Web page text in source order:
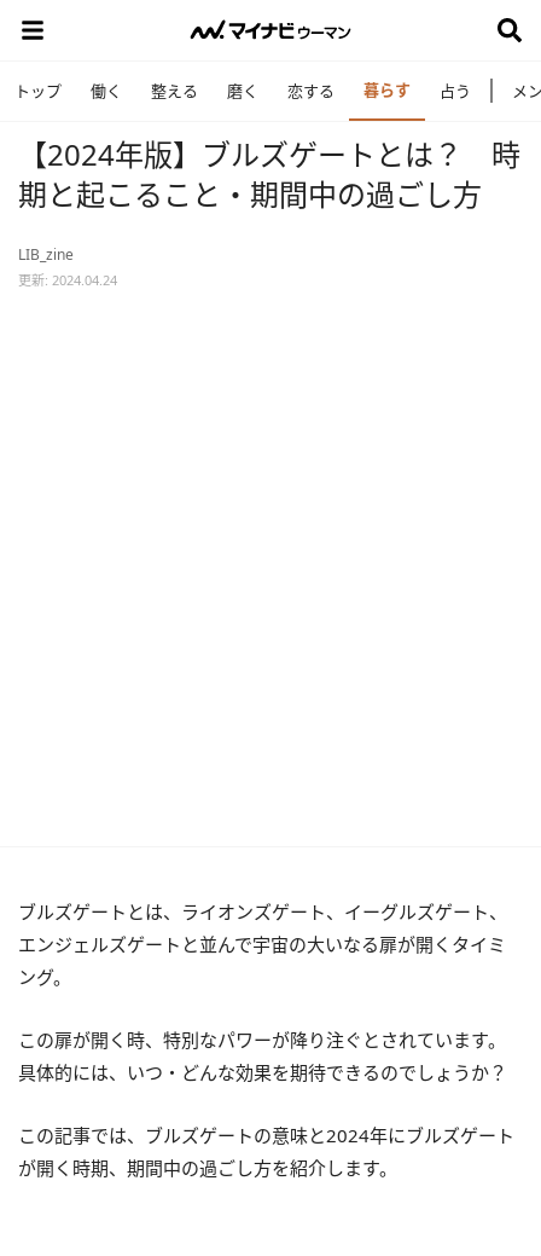
トップ 働く 整える 磨く 恋する 暮らす 占う メ
【2024年版】ブルズゲートとは？ 時
期と起こること・期間中の過ごし方
LIB_zine
更新: 2024.04.24
ブルズゲートとは、ライオンズゲート、イーグルズゲート、
エンジェルズゲートと並んで宇宙の大いなる扉が開くタイミ
ング。
この扉が開く時、特別なパワーが降り注ぐとされています。
具体的には、いつ・どんな効果を期待できるのでしょうか？
この記事では、ブルズゲートの意味と2024年にブルズゲート
が開く時期、期間中の過ごし方を紹介します。